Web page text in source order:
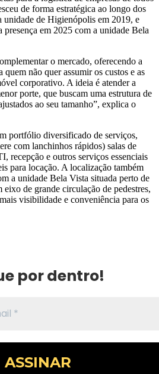
de forma estratégica ao longo dos
unidade de Higienópolis em 2019, e
presença em 2025 com a unidade Bela
o mercado, oferecendo a
não quer assumir os custos e as
corporativo. A ideia é atender a
porte, que buscam uma estrutura de
ao seu tamanho”, explica o
portfólio diversificado de serviços,
com lanchinhos rápidos) salas de
recepção e outros serviços essenciais
para locação. A localização também
a unidade Bela Vista situada perto de
de grande circulação de pedestres,
visibilidade e conveniência para os
por dentro!